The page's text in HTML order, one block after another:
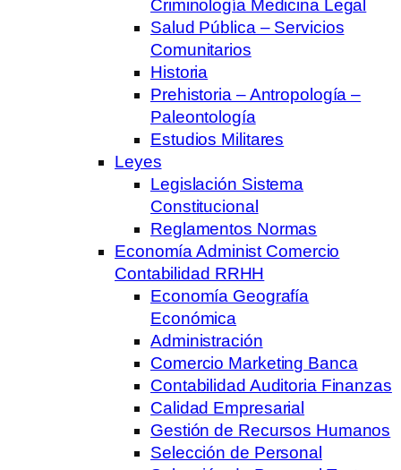
Criminología Medicina Legal
Salud Pública – Servicios
Comunitarios
Historia
Prehistoria – Antropología –
Paleontología
Estudios Militares
Leyes
Legislación Sistema
Constitucional
Reglamentos Normas
Economía Administ Comercio
Contabilidad RRHH
Economía Geografía
Económica
Administración
Comercio Marketing Banca
Contabilidad Auditoria Finanzas
Calidad Empresarial
Gestión de Recursos Humanos
Selección de Personal